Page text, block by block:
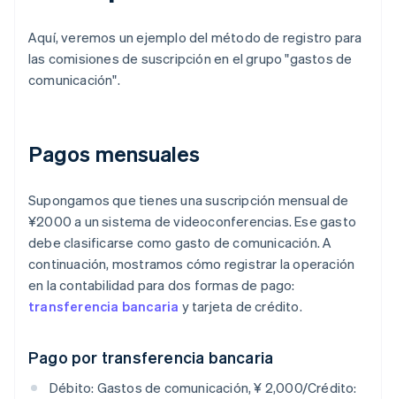
Aquí, veremos un ejemplo del método de registro para
las comisiones de suscripción en el grupo "gastos de
comunicación".
Pagos mensuales
Supongamos que tienes una suscripción mensual de
¥2000 a un sistema de videoconferencias. Ese gasto
debe clasificarse como gasto de comunicación. A
continuación, mostramos cómo registrar la operación
en la contabilidad para dos formas de pago:
transferencia bancaria y tarjeta de crédito.
Pago por transferencia bancaria
Débito: Gastos de comunicación, ¥ 2,000/Crédito: